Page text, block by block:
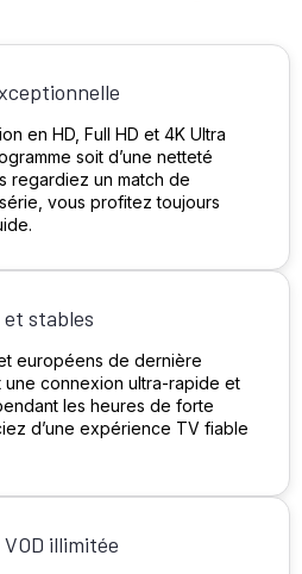
en HD, Full HD et 4K Ultra
soit d’une netteté
regardiez un match de
vous profitez toujours
stables
européens de dernière
une connexion ultra-rapide et
les heures de forte
d’une expérience TV fiable
illimitée